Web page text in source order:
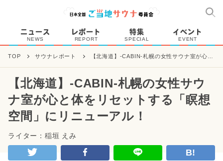
ニュース
NEWS
レポート
REPORT
特集
SPECIAL
イベント
EVENT
TOP サウナレポート
【北海道】-CABIN-札幌の女性サウナ室が心と
ル！
【北海道】-CABIN-札幌の女性サウ
ナ室が心と体をリセットする「瞑想
空間」にリニューアル！
ライター：稲垣 えみ
B!